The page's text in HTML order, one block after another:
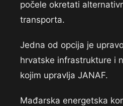
počele okretati
transporta.
Jedna od opcija je
hrvatske infrastrukture i
kojim upravlja JANAF.
Mađarska energetska